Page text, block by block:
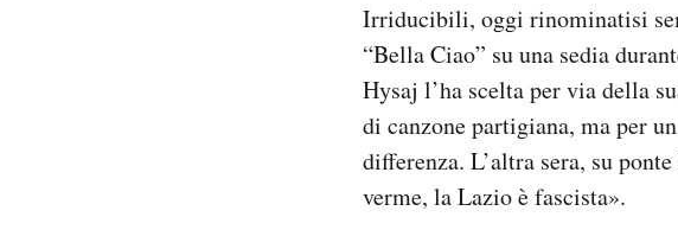
Irriducibili, oggi rinominatisi
“Bella Ciao” su una sedia
Hysaj l’ha scelta per via della
di canzone partigiana, ma per
differenza. L’altra sera, su
verme, la Lazio è fascista».